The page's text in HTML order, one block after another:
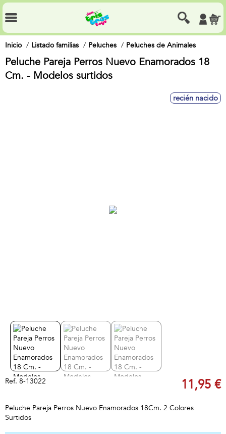
Inicio Listado familias Peluches Peluches de Animales
Peluche Pareja Perros Nuevo Enamorados 18
Cm. - Modelos surtidos
recién nacido
Ref. 8-13022 11,95 €
Peluche Pareja Perros Nuevo Enamorados 18Cm. 2 Colores
Surtidos